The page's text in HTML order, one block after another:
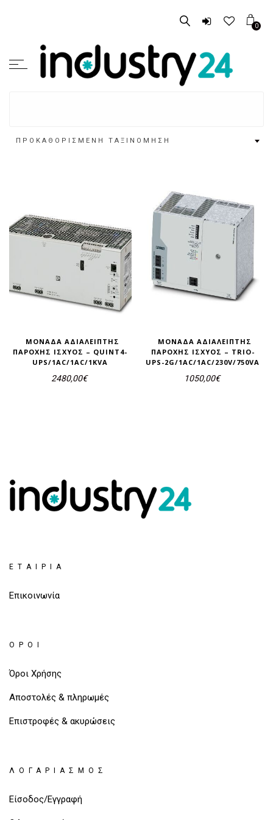
0
ΠΡΟΚΑΘΟΡΙΣΜΈΝΗ ΤΑΞΙΝΌΜΗΣΗ
ΜΟΝΆΔΑ ΑΔΙΆΛΕΙΠΤΗΣ
ΠΑΡΟΧΉΣ ΙΣΧΎΟΣ – QUINT4-
UPS/1AC/1AC/1KVA
2480,00€
ΜΟΝΆΔΑ ΑΔΙΆΛΕΙΠΤΗΣ
ΠΑΡΟΧΉΣ ΙΣΧΎΟΣ – TRIO-
UPS-2G/1AC/1AC/230V/750VA
1050,00€
ΕΤΑΙΡΊΑ
Επικοινωνία
ΌΡΟΙ
Όροι Χρήσης
Αποστολές & πληρωμές
Επιστροφές & ακυρώσεις
ΛΟΓΑΡΙΑΣΜΌΣ
Είσοδος/Εγγραφή